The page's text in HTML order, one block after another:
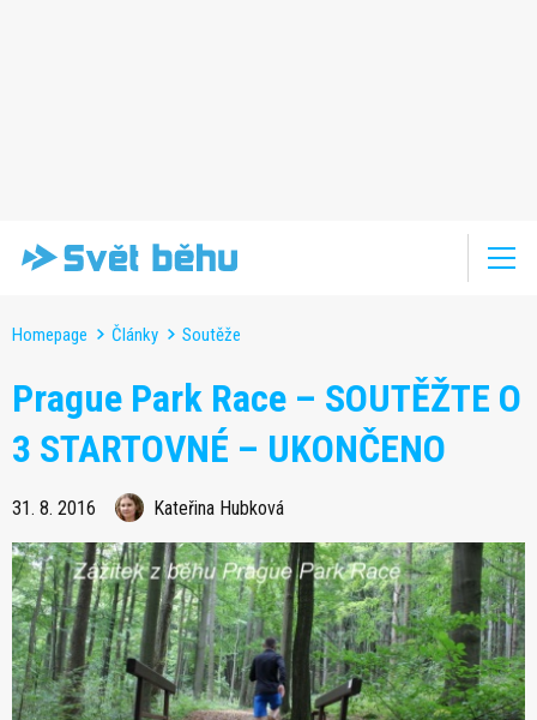
Homepage Články Soutěže
Prague Park Race – SOUTĚŽTE O
3 STARTOVNÉ – UKONČENO
31. 8. 2016 Kateřina Hubková